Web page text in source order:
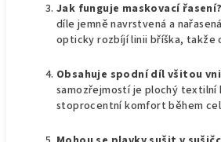
Jak funguje maskovací řasení?
díle jemně navrstvená a
opticky rozbíjí linii bříška, takže
Obsahuje spodní díl všitou
samozřejmostí je plochý textilní
stoprocentní komfort během